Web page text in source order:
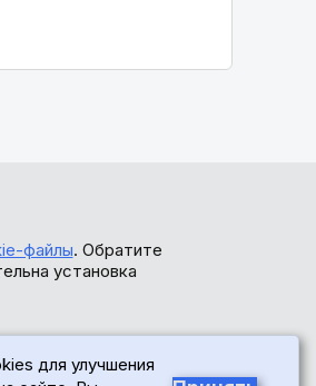
файлы. Обратите
установка
для улучшения